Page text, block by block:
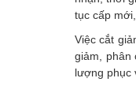
tục cấp
Việc cắt
giảm, phân
lượng phục